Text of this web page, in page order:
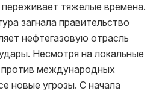
тяжелые времена.
загнала правительство
нефтегазовую отрасль
Несмотря на локальные
против международных
новые угрозы. С начала